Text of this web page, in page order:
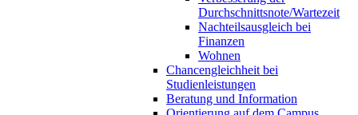
Durchschnittsnote/Wartezeit
Nachteilsausgleich bei
Finanzen
Wohnen
Chancengleichheit bei
Studienleistungen
Beratung und Information